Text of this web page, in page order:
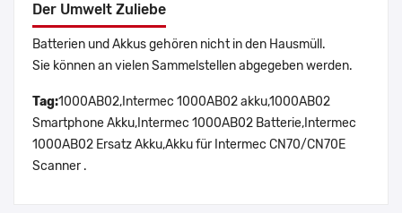
Der Umwelt Zuliebe
Batterien und Akkus gehören nicht in den Hausmüll.
Sie können an vielen Sammelstellen abgegeben werden.
Tag:1000AB02,Intermec 1000AB02 akku,1000AB02
Smartphone Akku,Intermec 1000AB02 Batterie,Intermec
1000AB02 Ersatz Akku,Akku für Intermec CN70/CN70E
Scanner .